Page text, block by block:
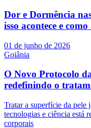
Dor e Dormência
isso acontece e
01 de junho de 2026
Goiânia
O Novo Protocolo
redefinindo o
Tratar a superfície da pele
tecnologias e ciência está
corporais